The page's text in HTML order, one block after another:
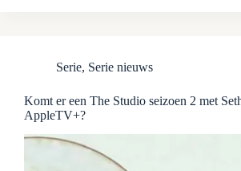
Serie, Serie nieuws
Komt er een The Studio seizoen 2 met
AppleTV+?